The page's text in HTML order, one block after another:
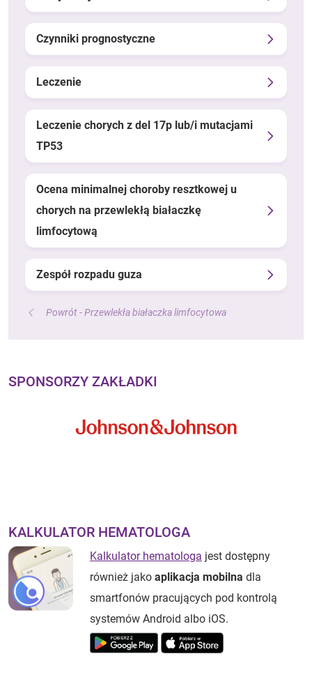
Czynniki prognostyczne
Leczenie
Leczenie chorych z del 17p lub/i mutacjami
TP53
Ocena minimalnej choroby resztkowej u
chorych na przewlekłą białaczkę
limfocytową
Zespół rozpadu guza
Powrót - Przewlekła białaczka limfocytowa
SPONSORZY ZAKŁADKI
KALKULATOR HEMATOLOGA
Kalkulator hematologa jest dostępny
również jako aplikacja mobilna dla
smartfonów pracujących pod kontrolą
systemów Android albo iOS.